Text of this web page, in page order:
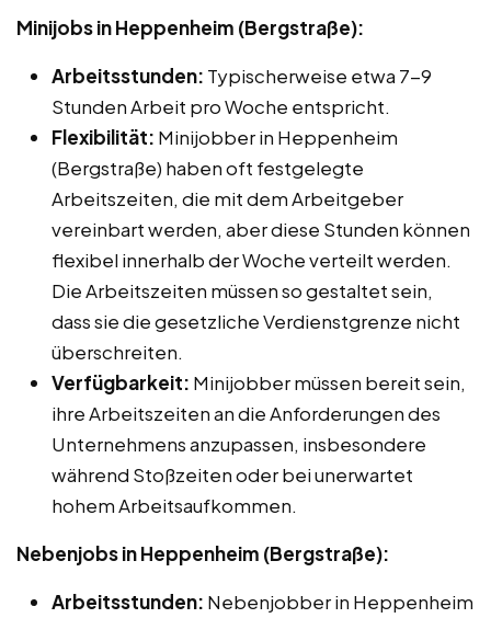
Minijobs in Heppenheim (Bergstraße):
Arbeitsstunden: Typischerweise etwa 7-9
Stunden Arbeit pro Woche entspricht.
Flexibilität: Minijobber in Heppenheim
(Bergstraße) haben oft festgelegte
Arbeitszeiten, die mit dem Arbeitgeber
vereinbart werden, aber diese Stunden können
flexibel innerhalb der Woche verteilt werden.
Die Arbeitszeiten müssen so gestaltet sein,
dass sie die gesetzliche Verdienstgrenze nicht
überschreiten.
Verfügbarkeit: Minijobber müssen bereit sein,
ihre Arbeitszeiten an die Anforderungen des
Unternehmens anzupassen, insbesondere
während Stoßzeiten oder bei unerwartet
hohem Arbeitsaufkommen.
Nebenjobs in Heppenheim (Bergstraße):
Arbeitsstunden: Nebenjobber in Heppenheim